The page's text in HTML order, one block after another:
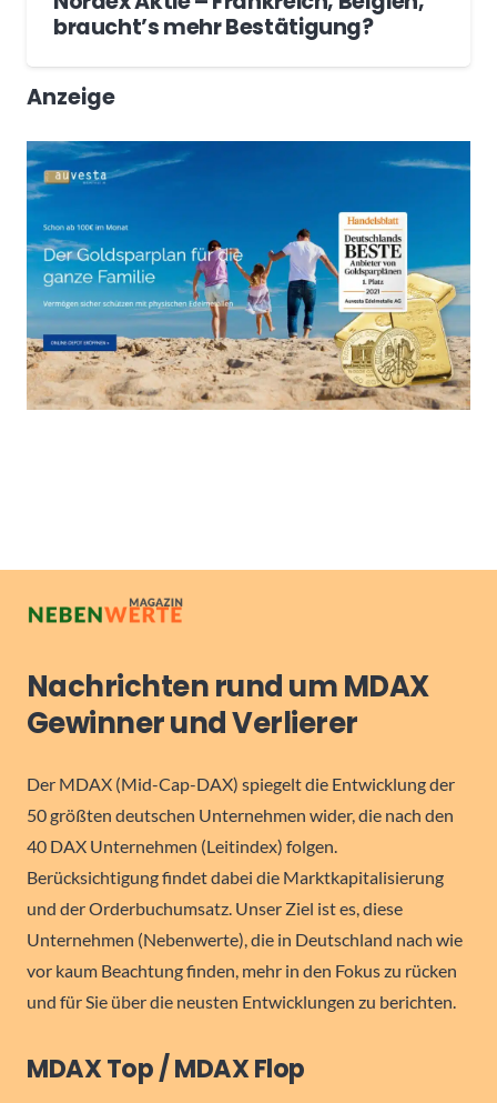
braucht’s mehr Bestätigung?
Anzeige
Nachrichten rund um MDAX
Gewinner und Verlierer
Der MDAX (Mid-Cap-DAX) spiegelt die Entwicklung der
50 größten deutschen Unternehmen wider, die nach den
40 DAX Unternehmen (Leitindex) folgen.
Berücksichtigung findet dabei die Marktkapitalisierung
und der Orderbuchumsatz. Unser Ziel ist es, diese
Unternehmen (Nebenwerte), die in Deutschland nach wie
vor kaum Beachtung finden, mehr in den Fokus zu rücken
und für Sie über die neusten Entwicklungen zu berichten.
MDAX Top / MDAX Flop